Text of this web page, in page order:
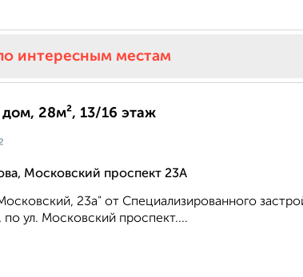
интересным местам
28м², 13/16 этаж
Московский проспект 23А
23а" от Специализированного
ул. Московский проспект....